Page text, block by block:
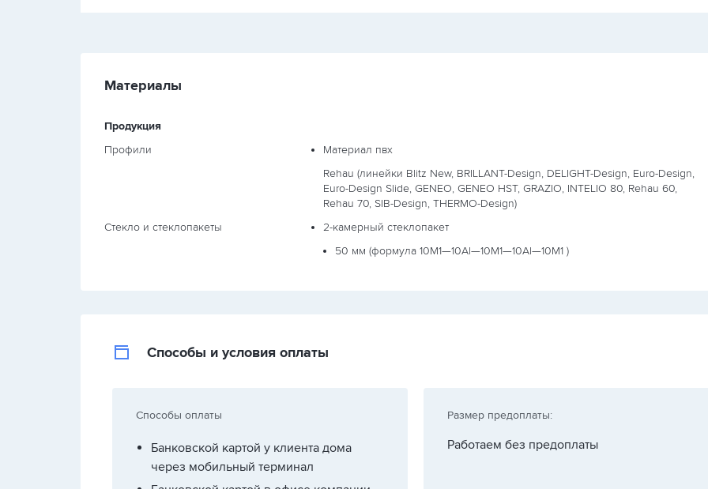
Материалы
Продукция
Профили
Материал пвх
Rehau (линейки Blitz New, BRILLANT-Design, DELIGHT-Design, Euro-Design,
Euro-Design Slide, GENEO, GENEO HST, GRAZIO, INTELIO 80, Rehau 60,
Rehau 70, SIB-Design, THERMO-Design)
Стекло и стеклопакеты
2-камерный стеклопакет
50 мм (формула 10М1—10Al—10М1—10Al—10М1 )
Способы и условия оплаты
Способы оплаты
Банковской картой у клиента дома
через мобильный терминал
Размер предоплаты:
Работаем без предоплаты